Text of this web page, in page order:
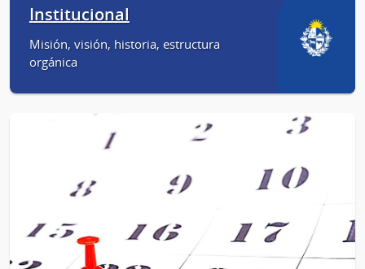
Institucional
Misión, visión, historia, estructura
orgánica